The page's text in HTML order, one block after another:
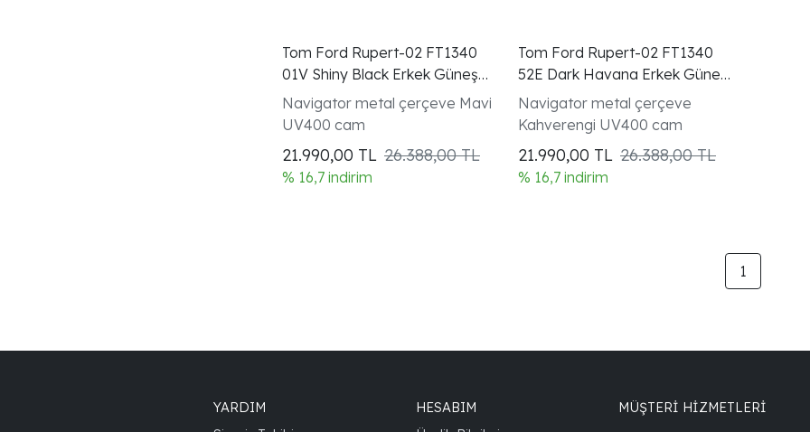
Tom Ford Rupert-02 FT1340
01V Shiny Black Erkek Güneş
Gözlüğü
Navigator metal çerçeve Mavi
UV400 cam
21.990,00 TL 26.388,00 TL
% 16,7 indirim
Tom Ford Rupert-02 FT1340
52E Dark Havana Erkek Güneş
Gözlüğü
Navigator metal çerçeve
Kahverengi UV400 cam
21.990,00 TL 26.388,00 TL
% 16,7 indirim
1
YARDIM
HESABIM
MÜŞTERİ HİZMETLERİ